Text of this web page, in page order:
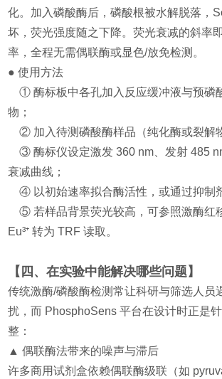
化。加入磷酸酶后，磷酸根被水解脱落，
坏，荧光强度随之下降。荧光衰减的斜率
率，全程无需偶联酶或显色/放免检测。
● 使用方法
① 酶标板中各孔加入反应缓冲液与预磷
物；
② 加入待测磷酸酶样品（纯化酶或裂解
③ 酶标仪设定激发 360 nm、发射 485
衰减曲线；
④ 以初始速率拟合酶活性，或通过抑制剂
⑤ 若样品背景荧光较高，可参照激酶红
Eu³⁺ 转为 TRF 读取。
【四、在实验中能解决哪些问题】
传统激酶/磷酸酶检测常让科研与筛选人员
扰，而 PhosphoSens 平台在设计时正是
整：
▲ 偶联酶法带来的噪声与滞后
许多商用试剂盒依赖偶联酶级联（如